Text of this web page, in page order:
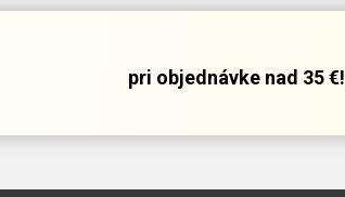
pri objednávke nad 35 €!